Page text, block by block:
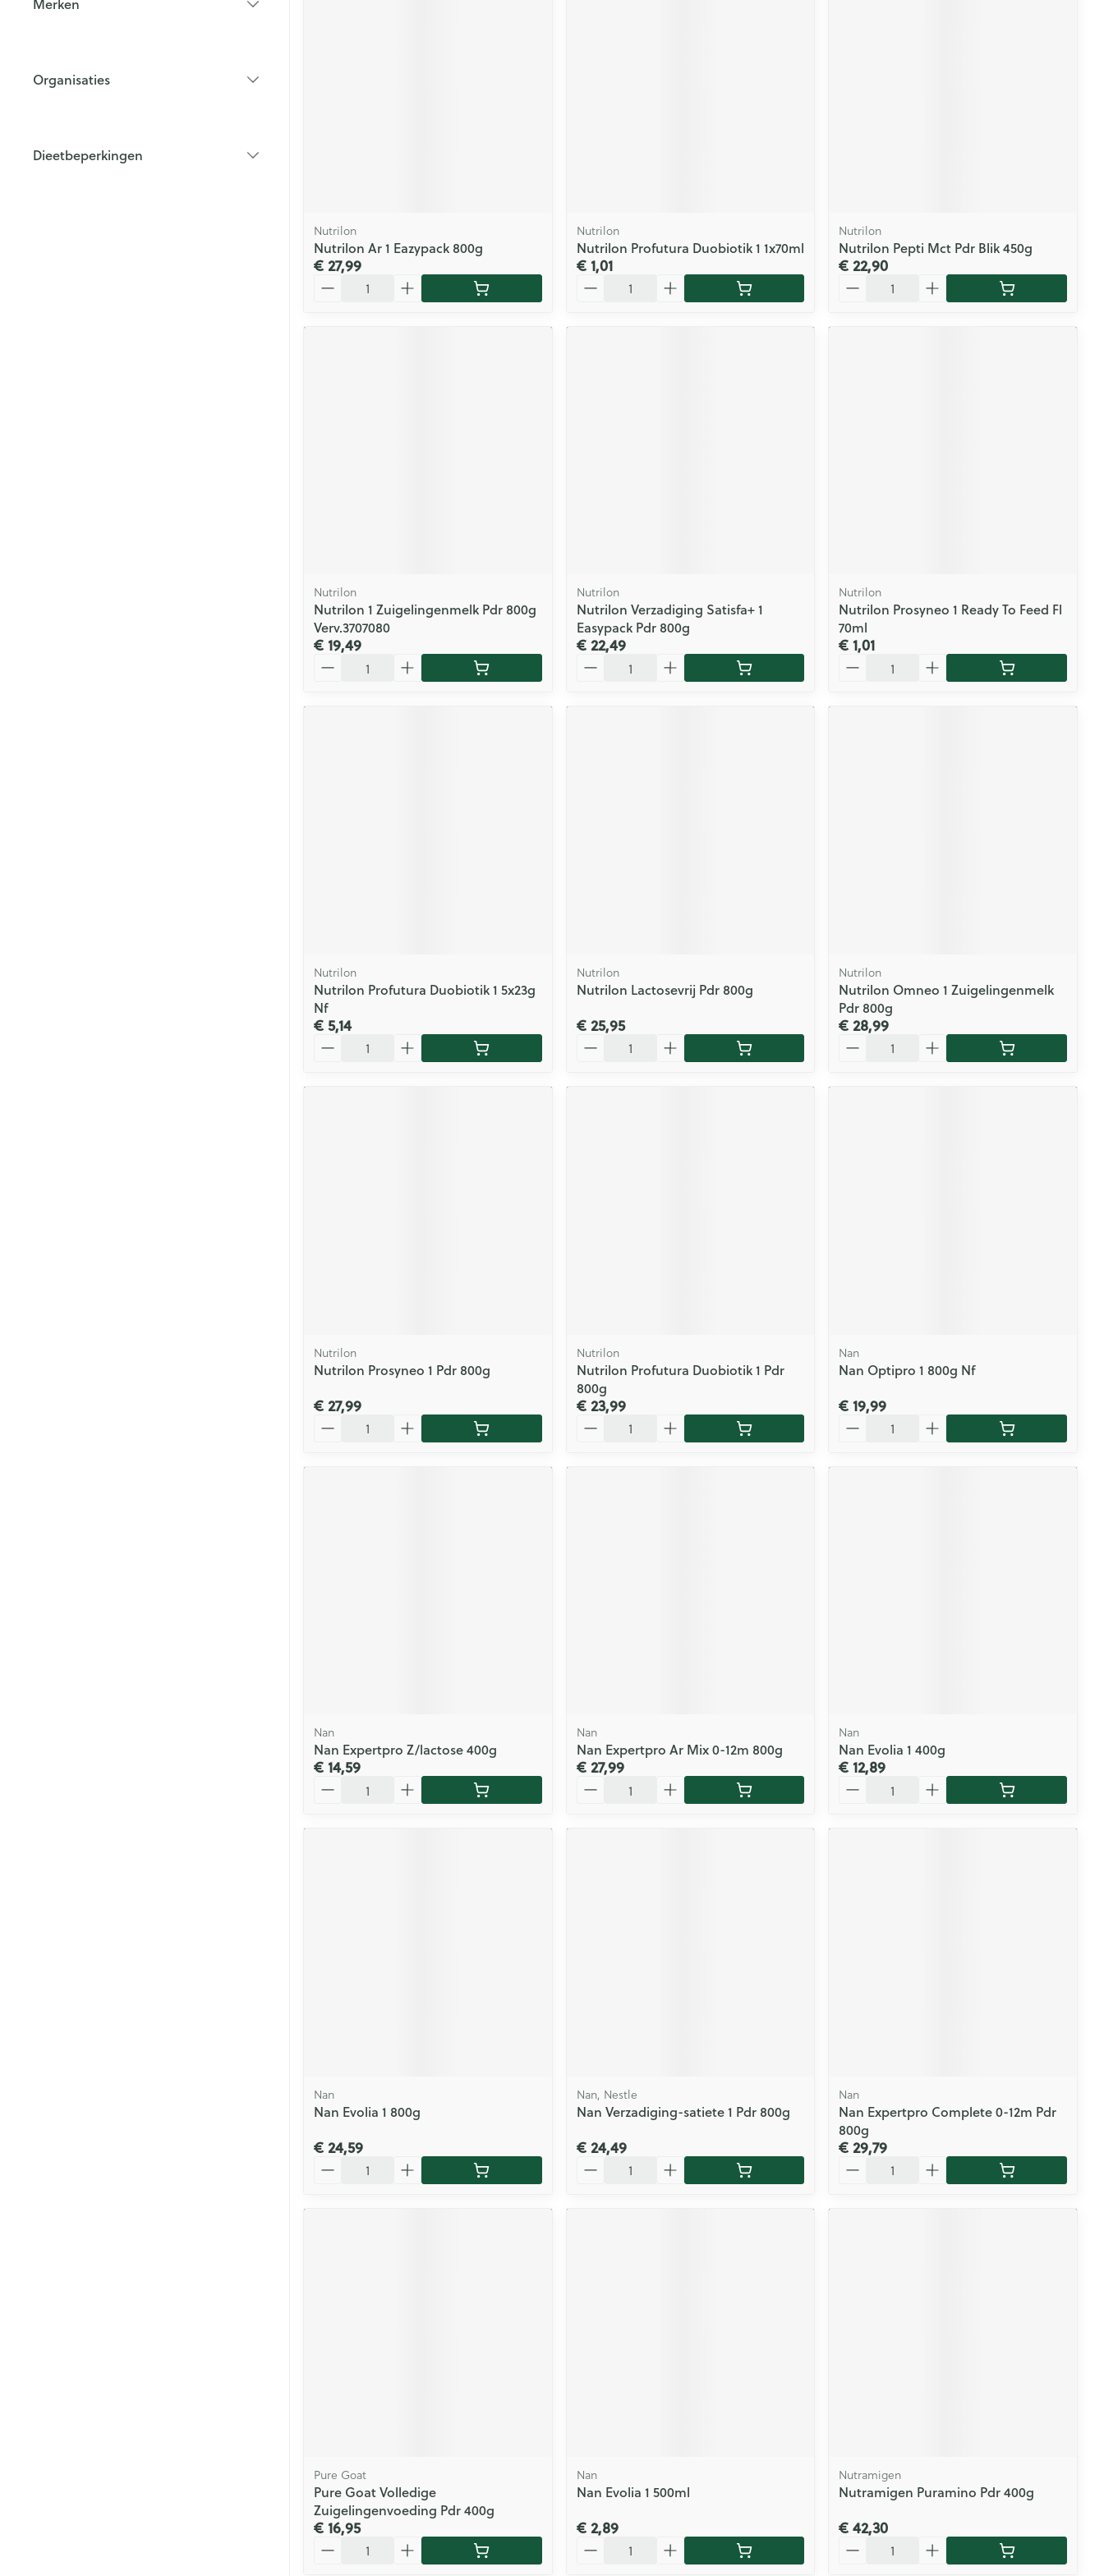
Organisaties
Dieetbeperkingen
Nutrilon
Nutrilon Ar 1 Eazypack 800g
€ 27,99
Nutrilon
Nutrilon Profutura Duobiotik 1 1x70ml
€ 1,01
Nutrilon
Nutrilon Pepti Mct Pdr Blik 450g
€ 22,90
Nutrilon
Nutrilon 1 Zuigelingenmelk Pdr 800g
Verv.3707080
€ 19,49
Nutrilon
Nutrilon Verzadiging Satisfa+ 1
Easypack Pdr 800g
€ 22,49
Nutrilon
Nutrilon Prosyneo 1 Ready To Feed Fl
70ml
€ 1,01
Nutrilon
Nutrilon Profutura Duobiotik 1 5x23g
Nf
€ 5,14
Nutrilon
Nutrilon Lactosevrij Pdr 800g
€ 25,95
Nutrilon
Nutrilon Omneo 1 Zuigelingenmelk
Pdr 800g
€ 28,99
Nutrilon
Nutrilon Prosyneo 1 Pdr 800g
€ 27,99
Nutrilon
Nutrilon Profutura Duobiotik 1 Pdr
800g
€ 23,99
Nan
Nan Optipro 1 800g Nf
€ 19,99
Nan
Nan Expertpro Z/lactose 400g
€ 14,59
Nan
Nan Expertpro Ar Mix 0-12m 800g
€ 27,99
Nan
Nan Evolia 1 400g
€ 12,89
Nan
Nan Evolia 1 800g
€ 24,59
Nan, Nestle
Nan Verzadiging-satiete 1 Pdr 800g
€ 24,49
Nan
Nan Expertpro Complete 0-12m Pdr
800g
€ 29,79
Pure Goat
Pure Goat Volledige
Zuigelingenvoeding Pdr 400g
€ 16,95
Nan
Nan Evolia 1 500ml
€ 2,89
Nutramigen
Nutramigen Puramino Pdr 400g
€ 42,30